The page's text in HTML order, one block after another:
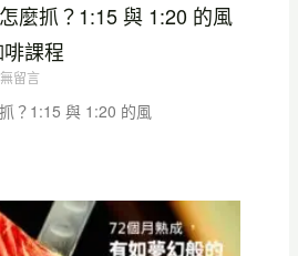
麼抓？1:15 與 1:20 的風
課程
留言
？1:15 與 1:20 的風